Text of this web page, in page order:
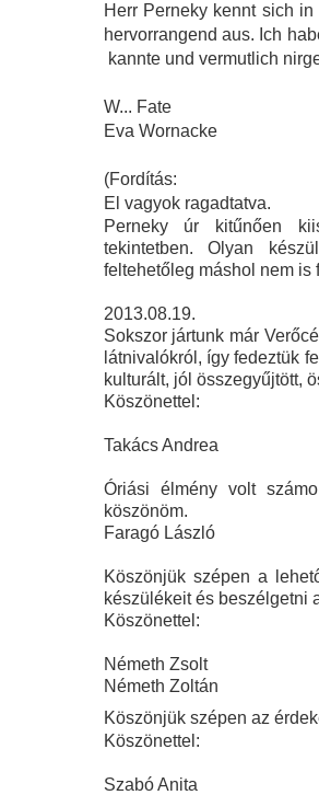
Herr Perneky kennt sich
hervorrangend aus. Ich
kannte und vermutlich
W... Fate
Eva Wornacke
(Fordítás:
El vagyok ragadtatva.
Perneky úr kitűnően
tekintetben. O lyan
feltehetőleg máshol nem is
2013.08.19.
Sokszor jártunk már
látnivalókról, így fedeztük
kulturált, jól összegyűjtött,
Köszönettel:
Takács Andrea
Óriási élmény volt
köszönöm.
Faragó László
Köszönjük szépen a
készülékeit és beszélgetni
Köszönettel:
Németh Zsolt
Németh Zoltán
Köszönjük szépen az
Köszönettel:
Szabó Anita